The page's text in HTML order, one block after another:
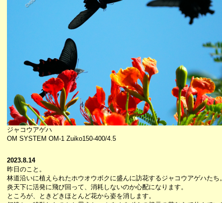
ジャコウアゲハ
OM SYSTEM OM-1 Zuiko150-400/4.5
2023.8.14
昨日のこと。
林道沿いに植えられたホウオウボクに盛んに訪花するジャコウアゲハたち
炎天下に活発に飛び回って、消耗しないのか心配になります。
ところが、ときどきほとんど花から姿を消します。